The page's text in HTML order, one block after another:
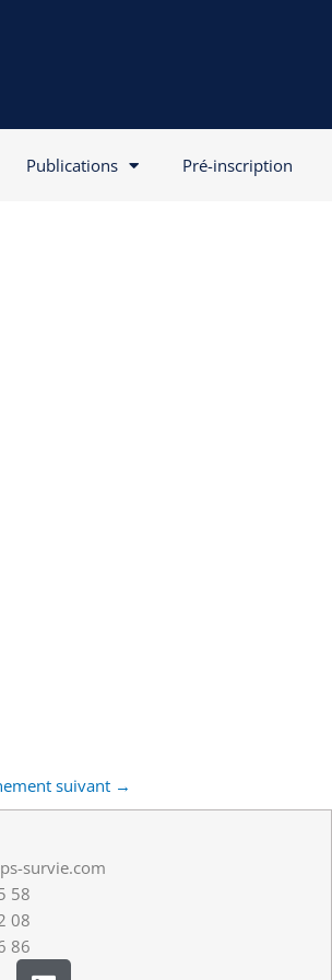
Publications Pré-inscription
suivant →
survie.com
58
08
86
L